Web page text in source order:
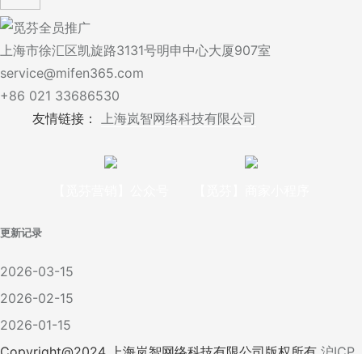
上海市徐汇区凯旋路3131号明申中心大厦907室
service@mifen365.com
+86 021 33686530
友情链接：
上海岚智网络科技有限公司
更新记录
2026-03-15
2026-02-15
2026-01-15